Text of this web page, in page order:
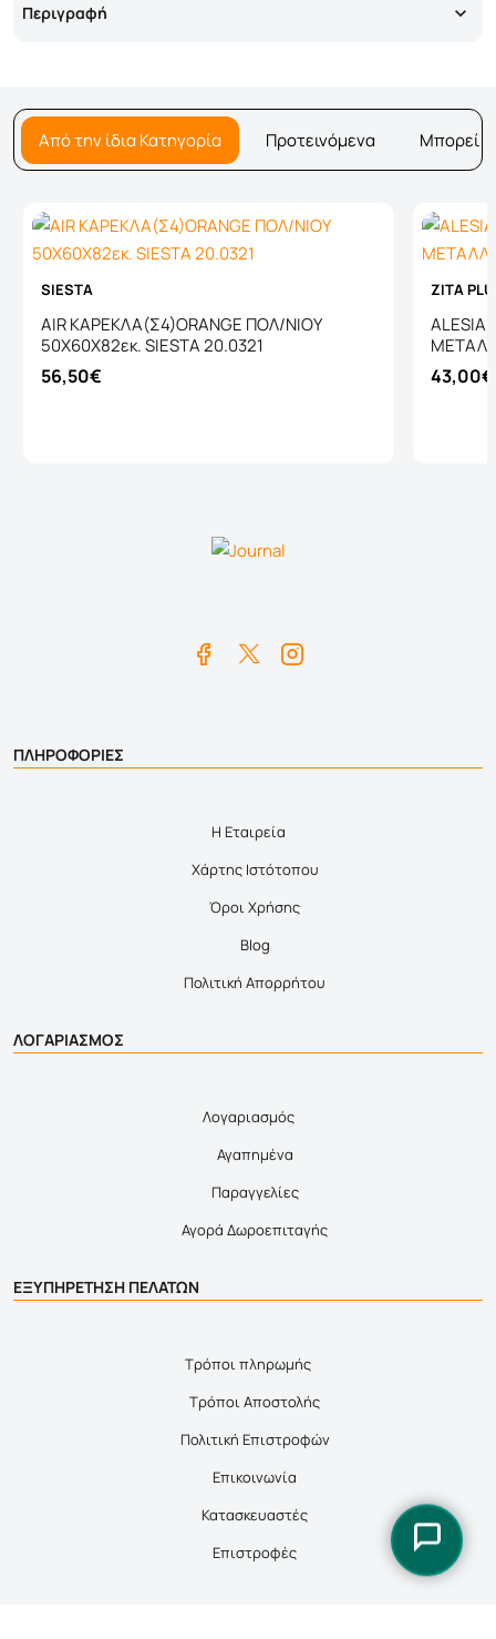
Περιγραφή
Από την ίδια Κατηγορία Προτεινόμενα Μπορεί
SIESTA
AIR ΚΑΡΕΚΛΑ(Σ4)ORANGE ΠΟΛ/ΝΙΟΥ
50X60X82εκ. SIESTA 20.0321
56,50€
ZITA
43,00€
ΠΛΗΡΟΦΟΡΙΕΣ
Η Εταιρεία
Χάρτης Ιστότοπου
Όροι Χρήσης
Blog
Πολιτική Απορρήτου
ΛΟΓΑΡΙΑΣΜΟΣ
Λογαριασμός
Αγαπημένα
Παραγγελίες
Αγορά Δωροεπιταγής
ΕΞΥΠΗΡΕΤΗΣΗ ΠΕΛΑΤΩΝ
Τρόποι πληρωμής
Τρόποι Αποστολής
Πολιτική Επιστροφών
Επικοινωνία
Κατασκευαστές
Επιστροφές